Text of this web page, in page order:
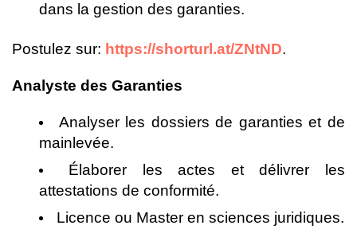
dans la gestion des garanties.
Postulez sur: https://shorturl.at/ZNtND.
Analyste des Garanties
Analyser les dossiers de garanties et de
mainlevée.
Élaborer les actes et délivrer les
attestations de conformité.
Licence ou Master en sciences juridiques.